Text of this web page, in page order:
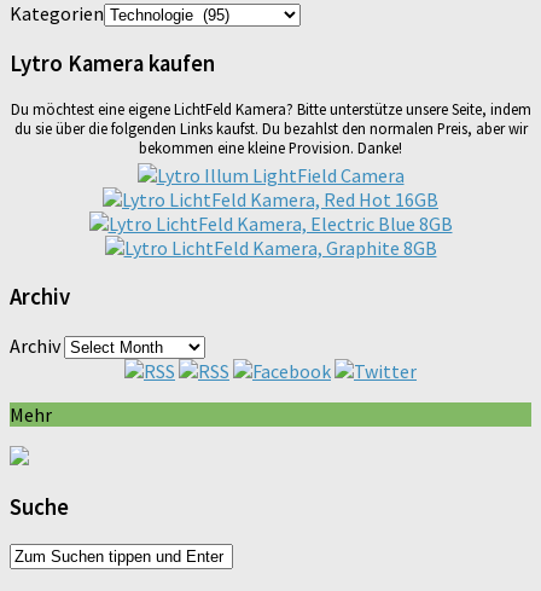
Kategorien
Lytro Kamera kaufen
Du möchtest eine eigene LichtFeld Kamera? Bitte unterstütze unsere Seite, indem
du sie über die folgenden Links kaufst. Du bezahlst den normalen Preis, aber wir
bekommen eine kleine Provision. Danke!
Archiv
Archiv
Mehr
Suche